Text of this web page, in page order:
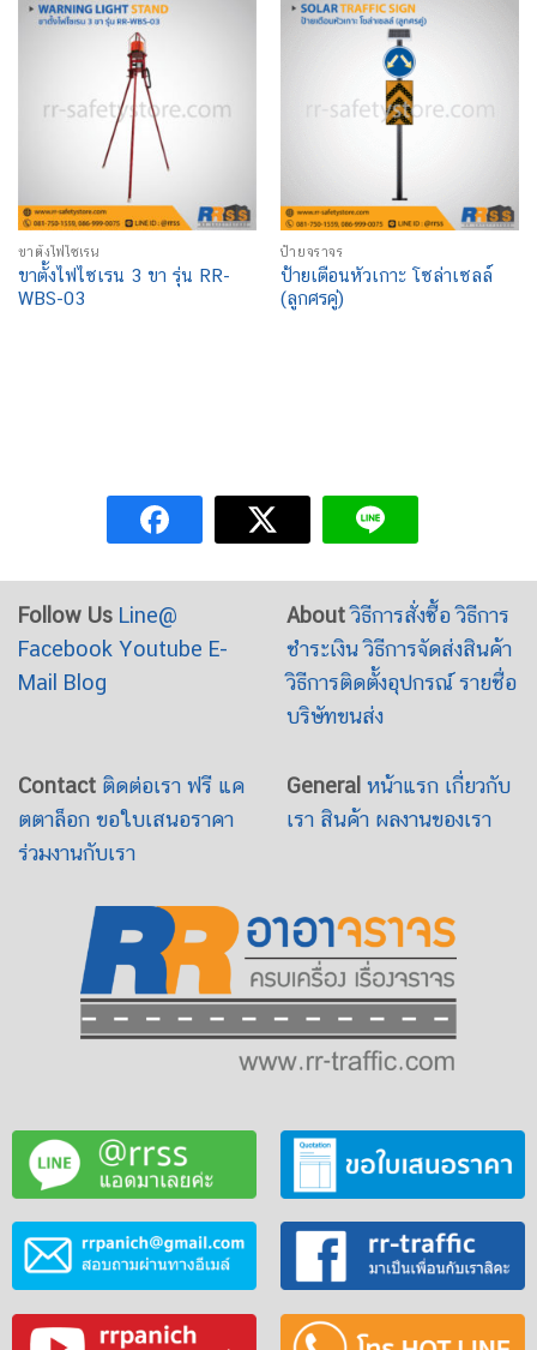
ขาตั้งไฟไซเรน
ขาตั้งไฟไซเรน 3 ขา รุ่น RR-
WBS-03
ป้ายจราจร
ป้ายเตือนหัวเกาะ โซล่าเซลล์
(ลูกศรคู่)
Follow Us Line@
Facebook Youtube E-
Mail Blog
About วิธีการสั่งซื้อ วิธีการ
ชำระเงิน วิธีการจัดส่งสินค้า
วิธีการติดตั้งอุปกรณ์ รายชื่อ
บริษัทขนส่ง
Contact ติดต่อเรา ฟรี แค
ตตาล็อก ขอใบเสนอราคา
ร่วมงานกับเรา
General หน้าแรก เกี่ยวกับ
เรา สินค้า ผลงานของเรา